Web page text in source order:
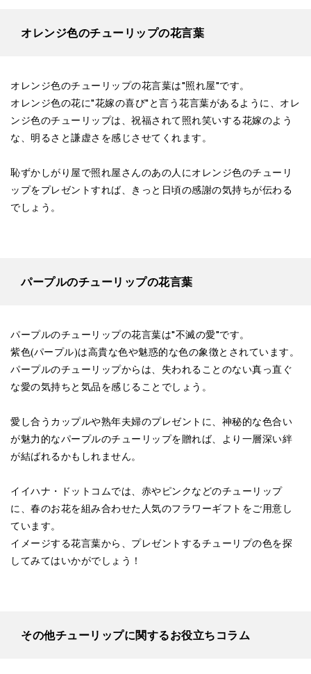
オレンジ色のチューリップの花言葉
オレンジ色のチューリップの花言葉は"照れ屋"です。
オレンジ色の花に"花嫁の喜び"と言う花言葉があるように、オレ
ンジ色のチューリップは、祝福されて照れ笑いする花嫁のよう
な、明るさと謙虚さを感じさせてくれます。
恥ずかしがり屋で照れ屋さんのあの人にオレンジ色のチューリ
ップをプレゼントすれば、きっと日頃の感謝の気持ちが伝わる
でしょう。
パープルのチューリップの花言葉
パープルのチューリップの花言葉は"不滅の愛"です。
紫色(パープル)は高貴な色や魅惑的な色の象徴とされています。
パープルのチューリップからは、失われることのない真っ直ぐ
な愛の気持ちと気品を感じることでしょう。
愛し合うカップルや熟年夫婦のプレゼントに、神秘的な色合い
が魅力的なパープルのチューリップを贈れば、より一層深い絆
が結ばれるかもしれません。
イイハナ・ドットコムでは、赤やピンクなどのチューリップ
に、春のお花を組み合わせた人気のフラワーギフトをご用意し
ています。
イメージする花言葉から、プレゼントするチューリプの色を探
してみてはいかがでしょう！
その他チューリップに関するお役立ちコラム